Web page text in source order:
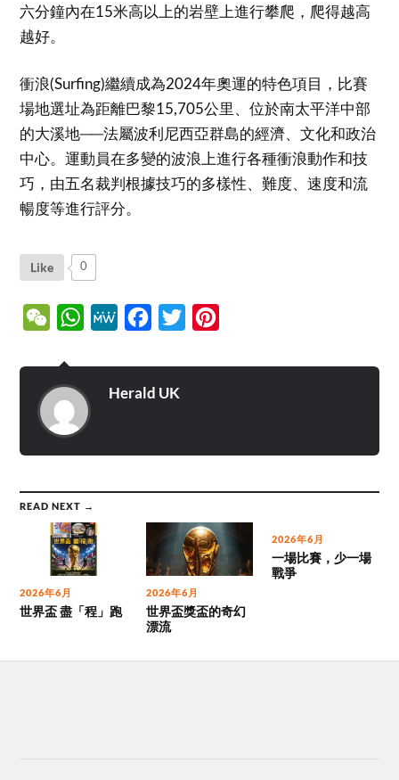
六分鐘內在15米高以上的岩壁上進行攀爬，爬得越高
越好。
衝浪(Surfing)繼續成為2024年奧運的特色項目，比賽
場地選址為距離巴黎15,705公里、位於南太平洋中部
的大溪地──法屬波利尼西亞群島的經濟、文化和政治
中心。運動員在多變的波浪上進行各種衝浪動作和技
巧，由五名裁判根據技巧的多樣性、難度、速度和流
暢度等進行評分。
Like 0
WeChatWhatsApp
MeWe Facebook
Twitter
Herald UK
READ NEXT →
2026年6月
世界盃 盡「程」跑
2026年6月
世界盃獎盃的奇幻
漂流
2026年6月
一場比賽，少一場
戰爭